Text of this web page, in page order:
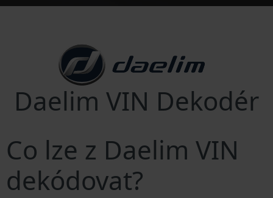
Daelim VIN Dekodér
Co lze z Daelim VIN
dekódovat?